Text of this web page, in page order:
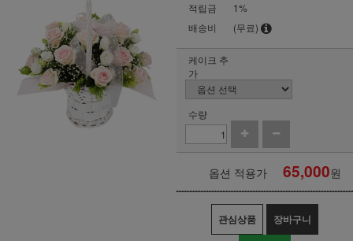
적립금
1%
배송비
(무료)
케이크 추
가
수량
옵션 적용가 65,000원
관심상품 장바구니